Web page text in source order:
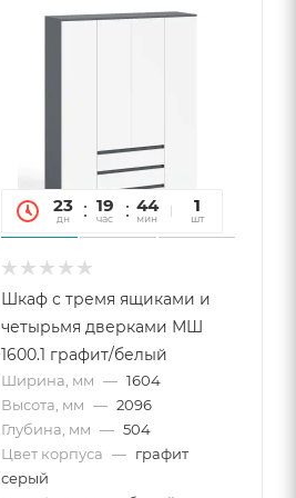
23
дн
19
час
44
мин
34
сек
1
шт
Шкаф с тремя ящиками и
четырьмя дверками МШ
1600.1 графит/белый
Ширина, мм — 1604
Высота, мм — 2096
Глубина, мм — 504
Цвет корпуса — графит
серый